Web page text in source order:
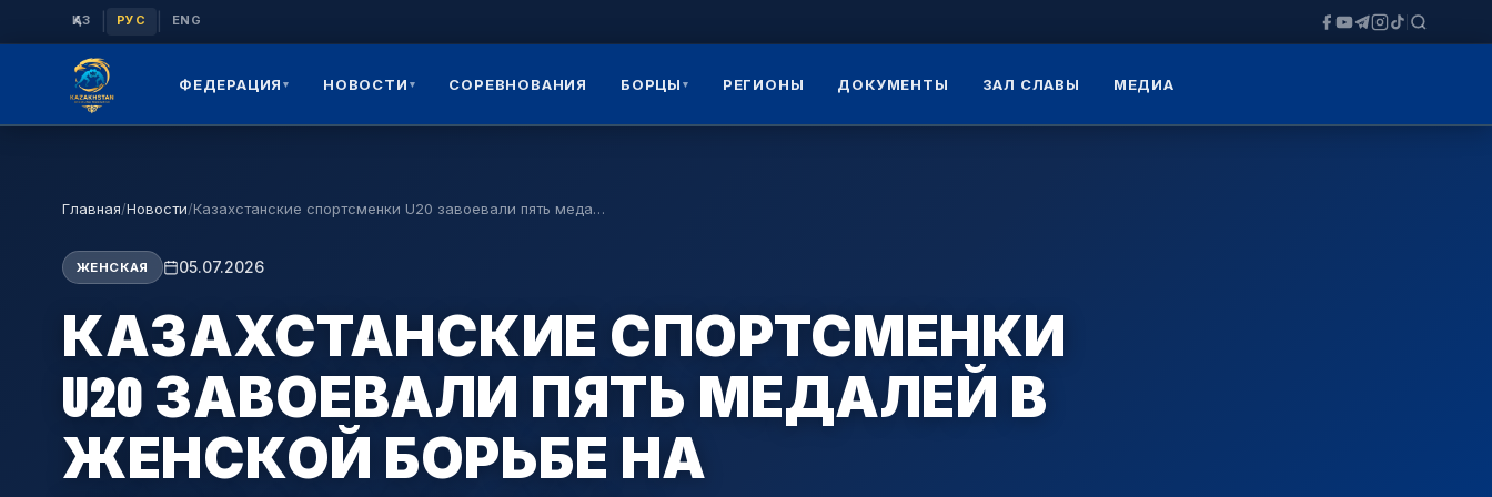
ҚАЗ РУС ENG
ФЕДЕРАЦИЯ ▾ НОВОСТИ ▾ СОРЕВНОВАНИЯ БОРЦЫ ▾ РЕГИОНЫ ДОКУМЕНТЫ ЗАЛ СЛАВЫ МЕДИА
Главная/Новости/Казахстанские спортсменки U20 завоевали пять меда…
ЖЕНСКАЯ 05.07.2026
КАЗАХСТАНСКИЕ СПОРТСМЕНКИ
U20 ЗАВОЕВАЛИ ПЯТЬ МЕДАЛЕЙ В
ЖЕНСКОЙ БОРЬБЕ НА